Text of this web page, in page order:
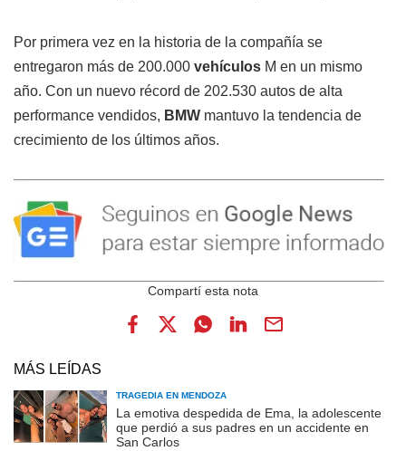
Por primera vez en la historia de la compañía se
entregaron más de 200.000 vehículos M en un mismo
año. Con un nuevo récord de 202.530 autos de alta
performance vendidos, BMW mantuvo la tendencia de
crecimiento de los últimos años.
MÁS LEÍDAS
TRAGEDIA EN MENDOZA
La emotiva despedida de Ema, la adolescente
que perdió a sus padres en un accidente en
San Carlos